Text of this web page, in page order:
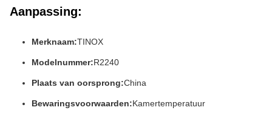
Aanpassing:
Merknaam:TINOX
Modelnummer:R2240
Plaats van oorsprong:China
Bewaringsvoorwaarden:Kamertemperatuur